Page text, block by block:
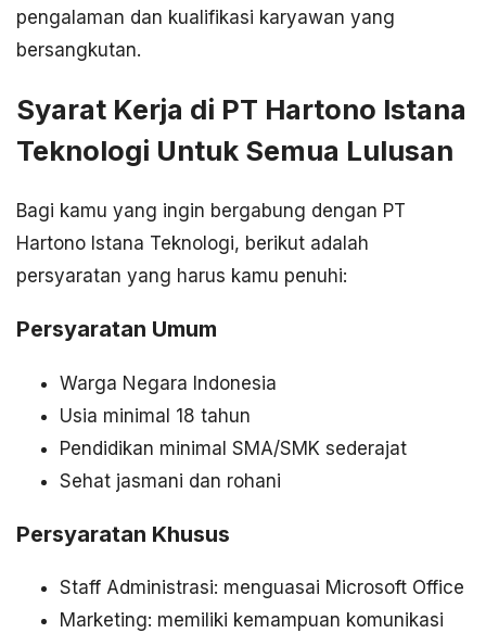
pengalaman dan kualifikasi karyawan yang
bersangkutan.
Syarat Kerja di PT Hartono Istana
Teknologi Untuk Semua Lulusan
Bagi kamu yang ingin bergabung dengan PT
Hartono Istana Teknologi, berikut adalah
persyaratan yang harus kamu penuhi:
Persyaratan Umum
Warga Negara Indonesia
Usia minimal 18 tahun
Pendidikan minimal SMA/SMK sederajat
Sehat jasmani dan rohani
Persyaratan Khusus
Staff Administrasi: menguasai Microsoft Office
Marketing: memiliki kemampuan komunikasi